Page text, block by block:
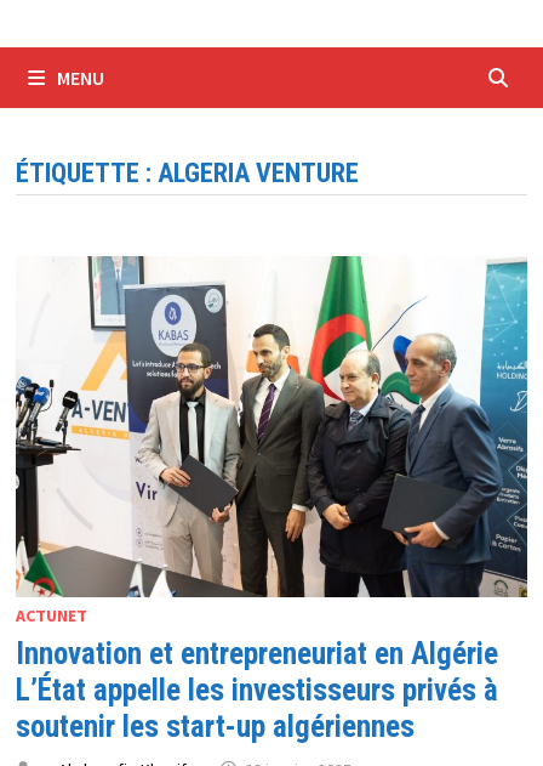
MENU
ÉTIQUETTE : ALGERIA VENTURE
ACTUNET
Innovation et entrepreneuriat en Algérie
L’État appelle les investisseurs privés à
soutenir les start-up algériennes